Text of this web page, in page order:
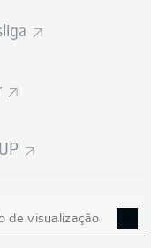
de visualização
DA
2027